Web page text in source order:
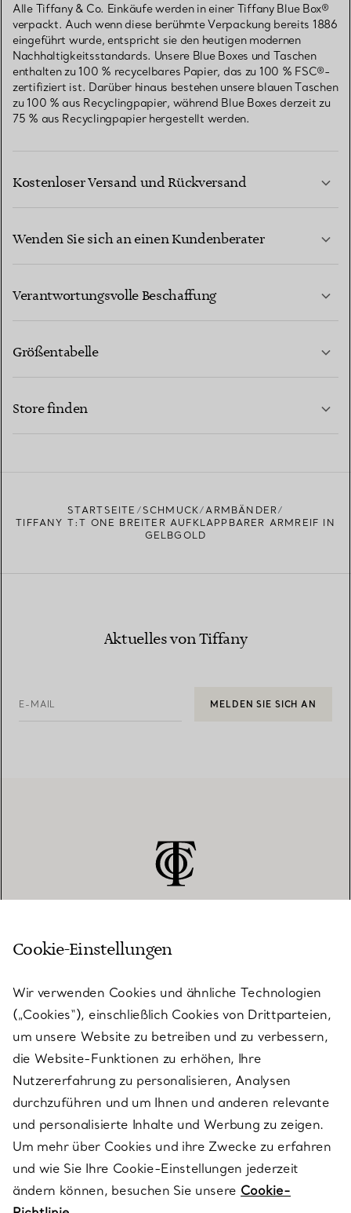
Alle Tiffany & Co. Einkäufe werden in einer Tiffany Blue Box®
verpackt. Auch wenn diese berühmte Verpackung bereits 1886
eingeführt wurde, entspricht sie den heutigen modernen
Nachhaltigkeitsstandards. Unsere Blue Boxes und Taschen
enthalten zu 100 % recycelbares Papier, das zu 100 % FSC®-
zertifiziert ist. Darüber hinaus bestehen unsere blauen Taschen
zu 100 % aus Recyclingpapier, während Blue Boxes derzeit zu
75 % aus Recyclingpapier hergestellt werden.
Kostenloser Versand und Rückversand
Wenden Sie sich an einen Kundenberater
Verantwortungsvolle Beschaffung
Größentabelle
Store finden
STARTSEITE SCHMUCK
ARMBÄNDER
TIFFANY T:T ONE BREITER AUFKLAPPBARER ARMREIF IN
GELBGOLD
Aktuelles von Tiffany
E-MAIL MELDEN SIE SICH AN
KUNDENSERVICE
SERVICES
ÜBER TIFFANY & CO.
RECHTLICHE HINWEISE
Cookie-Einstellungen
Wir verwenden Cookies und ähnliche Technologien
(„Cookies“), einschließlich Cookies von Drittparteien,
um unsere Website zu betreiben und zu verbessern,
die Website-Funktionen zu erhöhen, Ihre
Nutzererfahrung zu personalisieren, Analysen
durchzuführen und um Ihnen und anderen relevante
und personalisierte Inhalte und Werbung zu zeigen.
Um mehr über Cookies und ihre Zwecke zu erfahren
und wie Sie Ihre Cookie-Einstellungen jederzeit
ändern können, besuchen Sie unsere Cookie-